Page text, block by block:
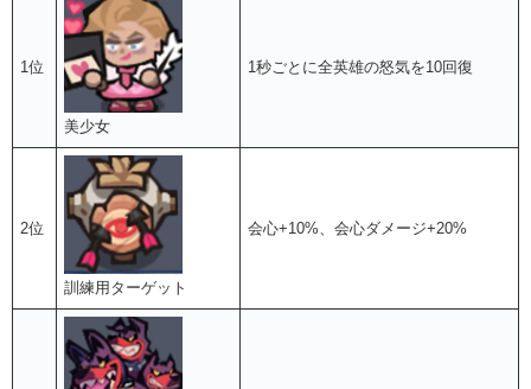
1位
美少女
1秒ごとに全英雄の怒気を10回復
2位
訓練用ターゲット
会心+10%、会心ダメージ+20%